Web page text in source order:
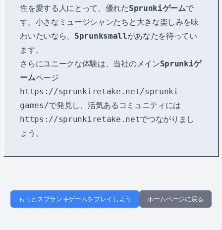
性を愛する人にとって、優れたSprunkiゲームで
す。小さなミュージシャンたちと大きな楽しみを味
わいたいなら、 Sprunksmallがあなたを待ってい
ます。
さらにユニークな体験は、当社のメインSprunkiゲ
ームページ
https://sprunkiretake.net/sprunki-
games/で発見し、活気あるコミュニティには
https://sprunkiretake.netでつながりまし
ょう。
もっとスプランキゲームをプレイしよう ホームページに戻る